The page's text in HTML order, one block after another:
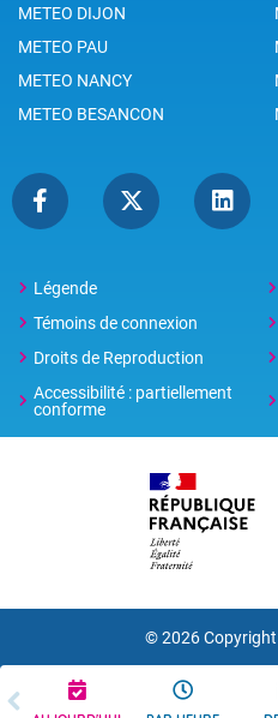
METEO DIJON
METEO PAU
METEO NANCY
METEO BESANCON
Légende
Témoins de connexion
Droits de Reproduction
Accessibilité : partiellement
conforme
© 2026 Copyright